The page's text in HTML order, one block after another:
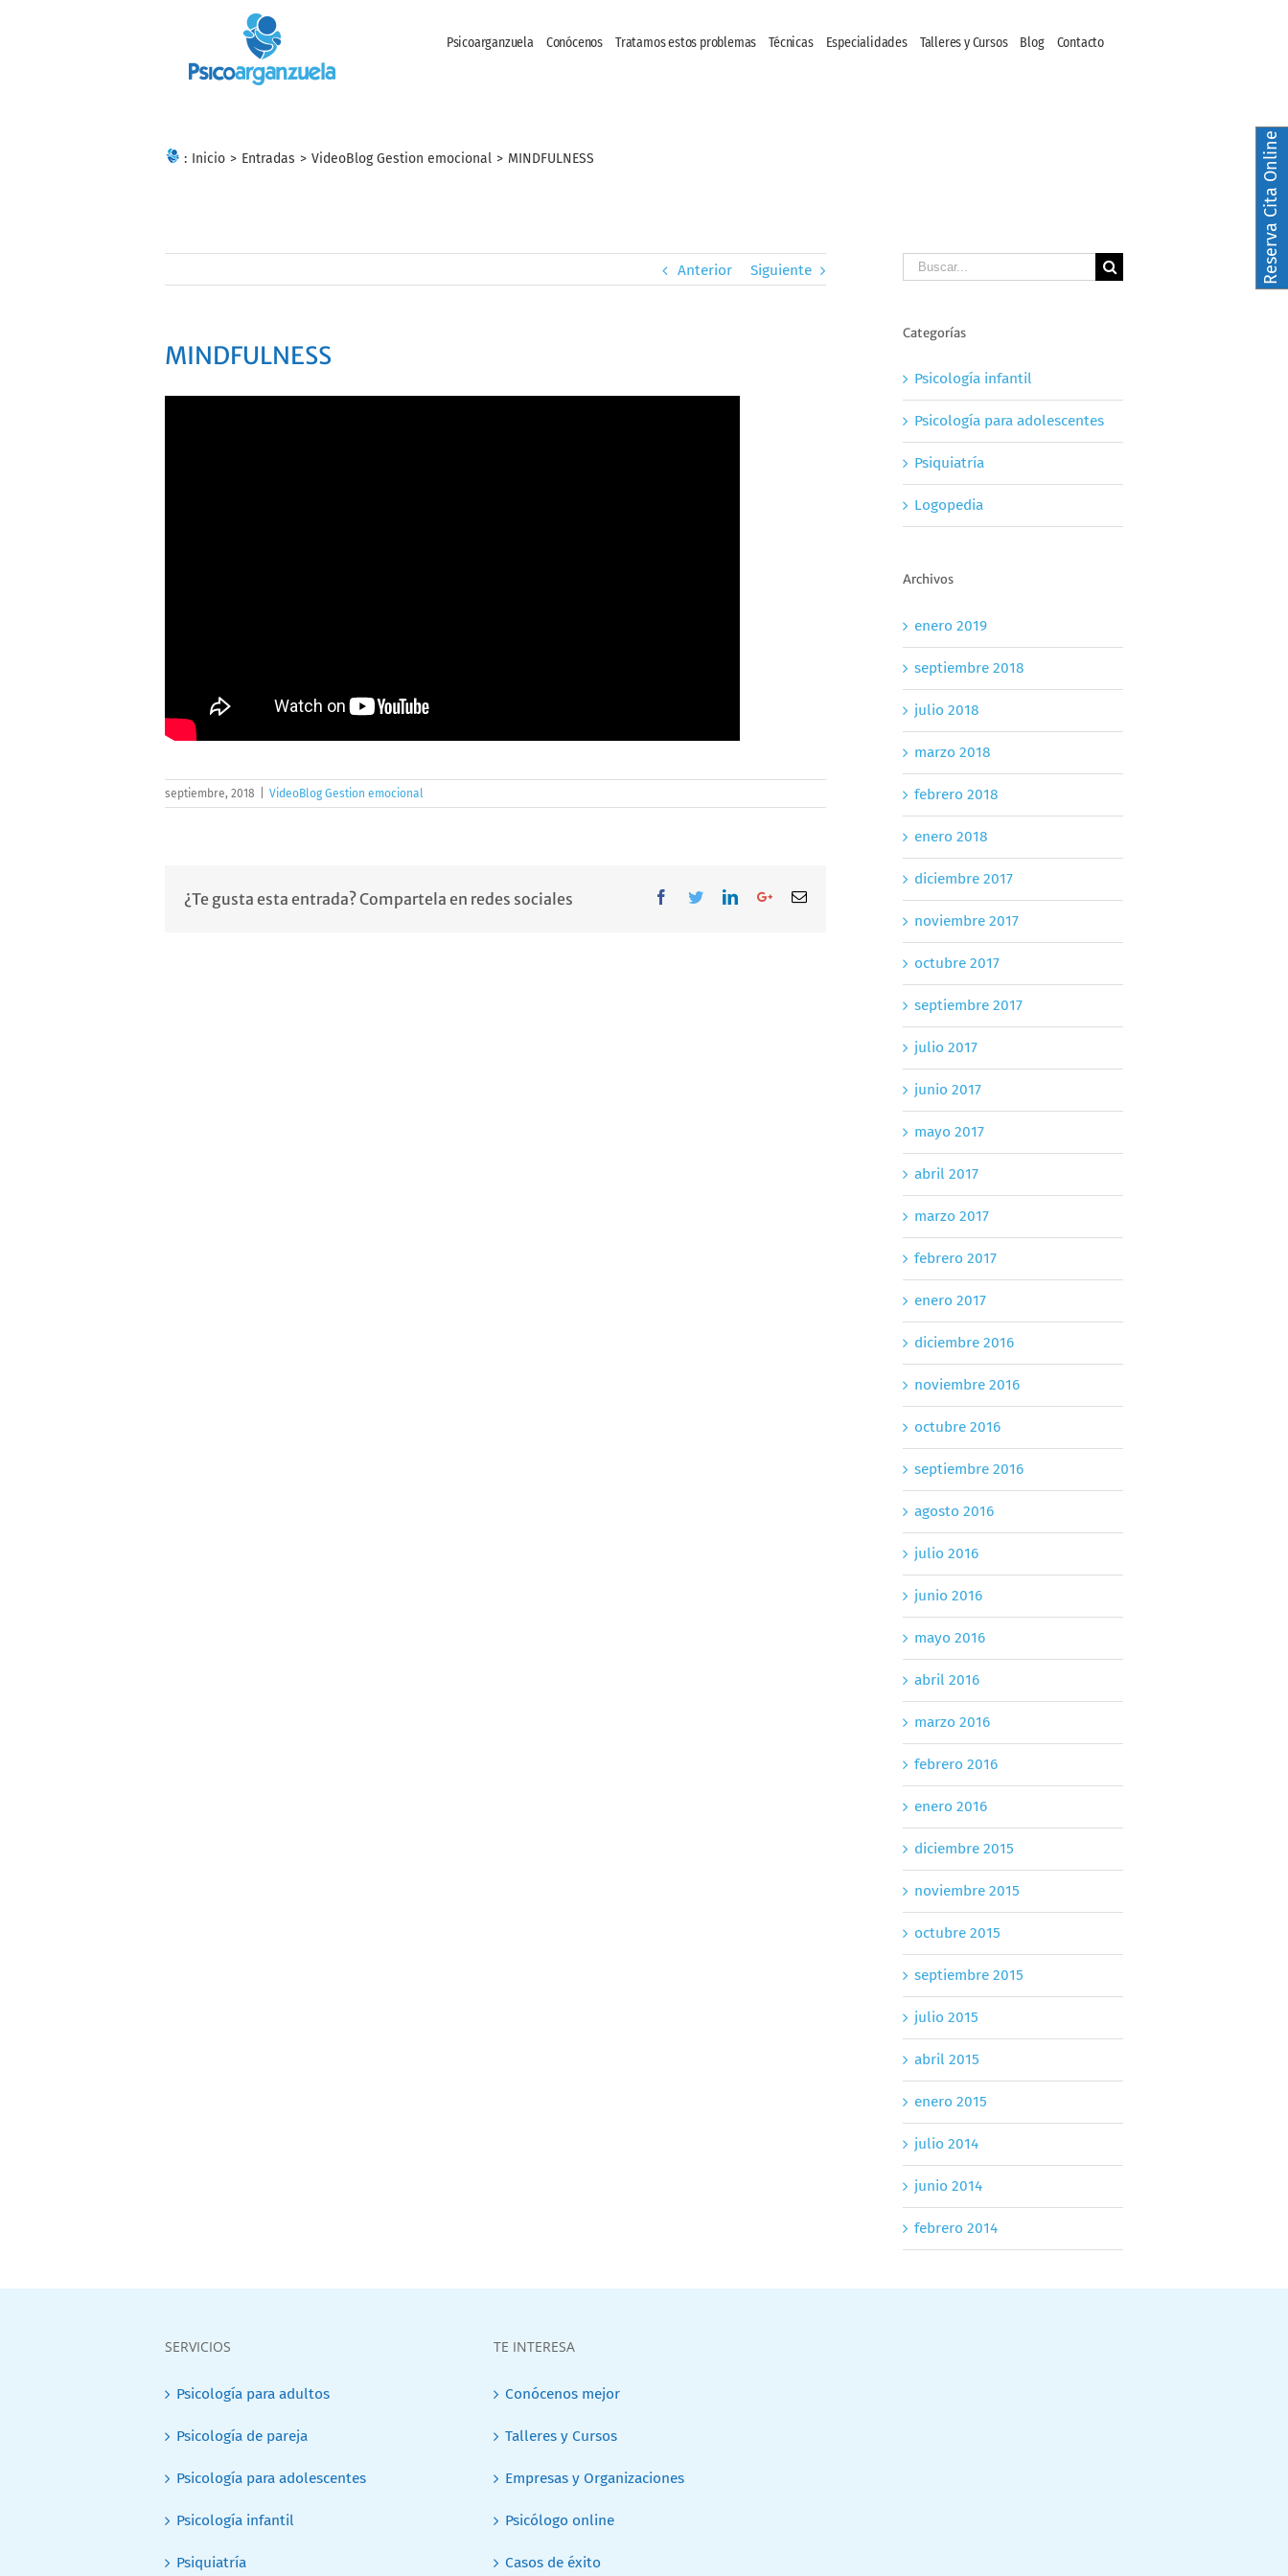
Psicoarganzuela Conócenos Tratamos estos problemas Técnicas Especialidades Talleres y Cursos Blog Contacto
: Inicio > Entradas > VideoBlog Gestion emocional > MINDFULNESS
Anterior Siguiente
MINDFULNESS
septiembre, 2018 VideoBlog Gestion emocional
¿Te gusta esta entrada? Compartela en redes sociales Facebook
TwitterLinkedInGoogle+Email
Buscar
Categorías
Psicología infantil
Psicología para adolescentes
Psiquiatría
Logopedia
Archivos
enero 2019
septiembre 2018
julio 2018
marzo 2018
febrero 2018
enero 2018
diciembre 2017
noviembre 2017
octubre 2017
septiembre 2017
julio 2017
junio 2017
mayo 2017
abril 2017
marzo 2017
febrero 2017
enero 2017
diciembre 2016
noviembre 2016
octubre 2016
septiembre 2016
agosto 2016
julio 2016
junio 2016
mayo 2016
abril 2016
marzo 2016
febrero 2016
enero 2016
diciembre 2015
noviembre 2015
octubre 2015
septiembre 2015
julio 2015
abril 2015
enero 2015
julio 2014
junio 2014
febrero 2014
SERVICIOS
Psicología para adultos
Psicología de pareja
Psicología para adolescentes
Psicología infantil
Psiquiatría
TE INTERESA
Conócenos mejor
Talleres y Cursos
Empresas y Organizaciones
Psicólogo online
Casos de éxito
Reserva Cita Online